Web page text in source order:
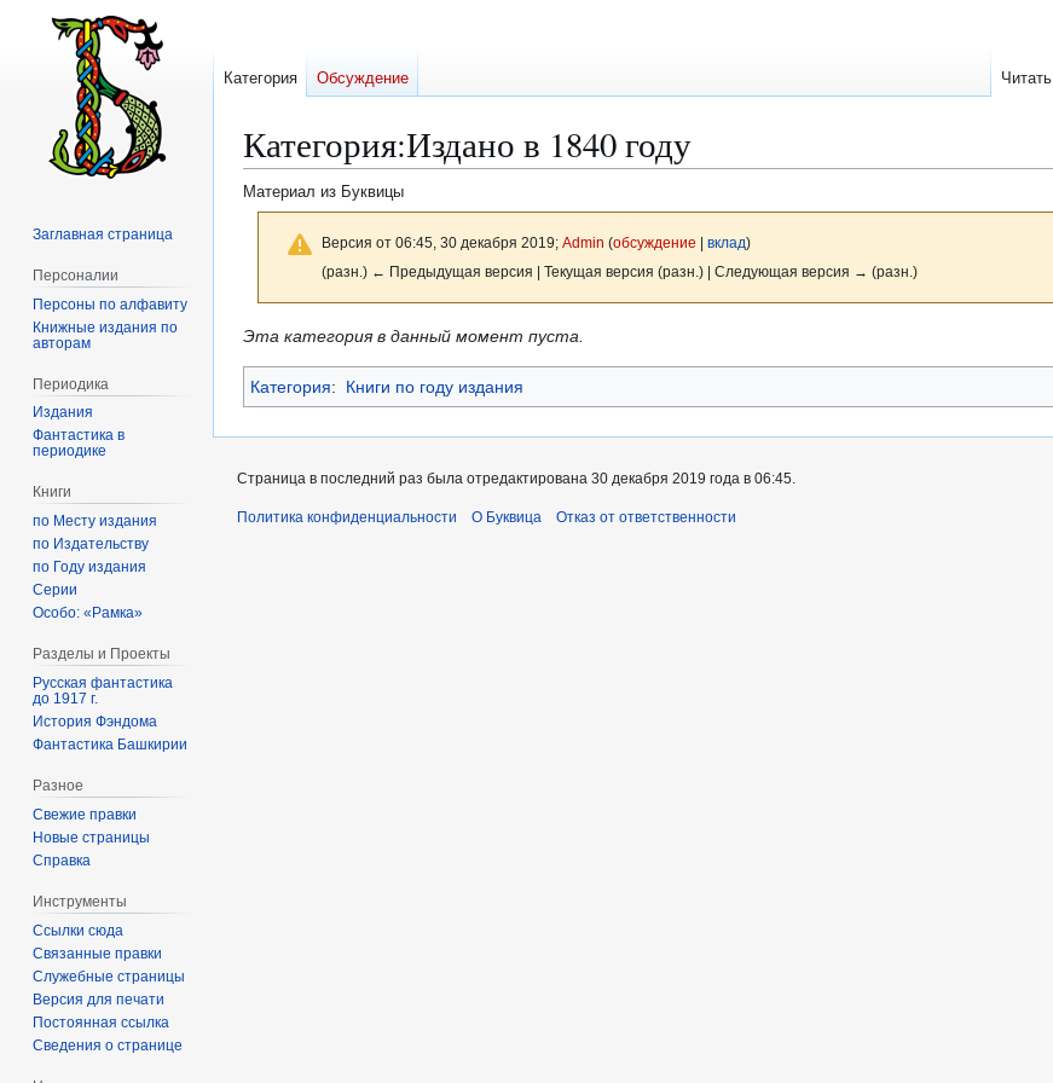
Категория:Издано в 1840 году
Материал из Буквицы
Версия от 06:45, 30 декабря 2019; Admin (обсуждение вклад)
(разн.) ← Предыдущая версия | Текущая версия (разн.) | Следующая версия → (разн.)
Перейти
к
навигации
Перейти
к
поиску
Эта категория в данный момент пуста.
Категория: Книги по году издания
Категория Обсуждение Читать
Заглавная страница
Персоналии
Персоны по алфавиту
Книжные издания по
авторам
Периодика
Издания
Фантастика в
периодике
Книги
по Месту издания
по Издательству
по Году издания
Серии
Особо: «Рамка»
Разделы и Проекты
Русская фантастика
до 1917 г.
История Фэндома
Фантастика Башкирии
Разное
Свежие правки
Новые страницы
Справка
Инструменты
Ссылки сюда
Связанные правки
Служебные страницы
Версия для печати
Постоянная ссылка
Сведения о странице
Страница в последний раз была отредактирована 30 декабря 2019 года в 06:45.
Политика конфиденциальности О Буквица Отказ от ответственности